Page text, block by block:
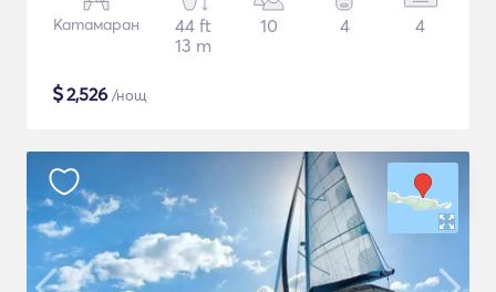
Катамаран
44 ft
13 m
10 4 4
$2,526 /нощ